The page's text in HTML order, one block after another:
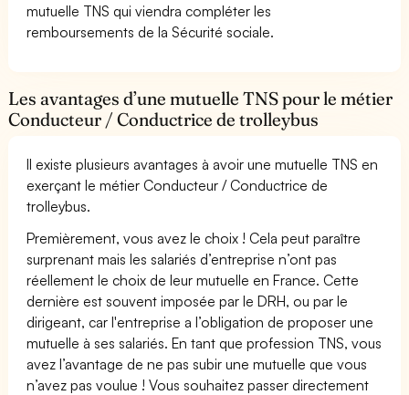
mutuelle TNS qui viendra compléter les
remboursements de la Sécurité sociale.
Les avantages d’une mutuelle TNS pour le métier
Conducteur / Conductrice de trolleybus
Il existe plusieurs avantages à avoir une mutuelle TNS en
exerçant le métier Conducteur / Conductrice de
trolleybus.
Premièrement, vous avez le choix ! Cela peut paraître
surprenant mais les salariés d’entreprise n’ont pas
réellement le choix de leur mutuelle en France. Cette
dernière est souvent imposée par le DRH, ou par le
dirigeant, car l'entreprise a l’obligation de proposer une
mutuelle à ses salariés. En tant que profession TNS, vous
avez l’avantage de ne pas subir une mutuelle que vous
n’avez pas voulue ! Vous souhaitez passer directement